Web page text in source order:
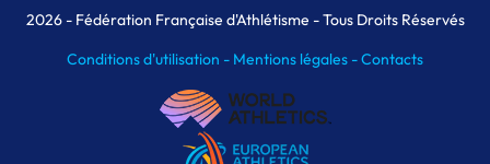
MAIF Ekiden de Paris
2026- Fédération Française d'Athlétisme - Tous Droits Réservés
Conditions d'utilisation - Mentions légales -Contacts